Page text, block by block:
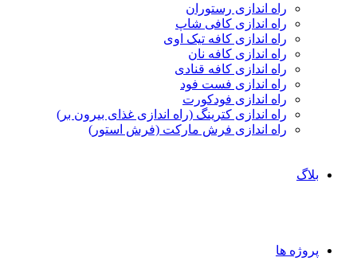
راه اندازی رستوران
راه اندازی کافی شاپ
راه اندازی کافه تیک اوی
راه اندازی کافه نان
راه اندازی کافه قنادی
راه اندازی فست فود
راه اندازی فودکورت
راه اندازی کترینگ (راه‌ اندازی غذای بیرون بر)
راه اندازی فرش مارکت (فرش استور)
بلاگ
پروژه ها